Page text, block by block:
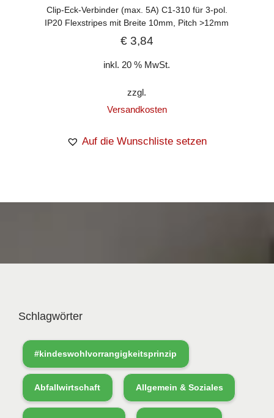
Clip-Eck-Verbinder (max. 5A) C1-310 für 3-pol.
IP20 Flexstripes mit Breite 10mm, Pitch >12mm
€3,84
inkl. 20 % MwSt.
zzgl.
Versandkosten
Auf die Wunschliste setzen
Schlagwörter
#kindeswohlvorrangigkeitsprinzip
Abfallwirtschaft Allgemein & Soziales